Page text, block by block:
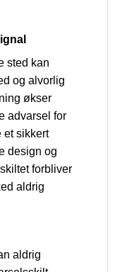
sted kan
og alvorlig
økser
advarsel for
et sikkert
design og
forbliver
aldrig
aldrig